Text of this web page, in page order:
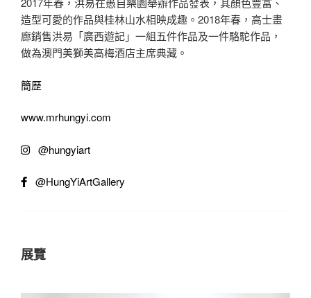
造型可愛的作品與桂林山水相映成趣。2018年春，高士畫
廊銷售洪易「廣西遊記」一組五件作品及一件駱駝作品，
做為澳門美獅美高梅酒店主席典藏。
簡歷
www.mrhungyi.com
@hungyiart
@HungYiArtGallery
展覽